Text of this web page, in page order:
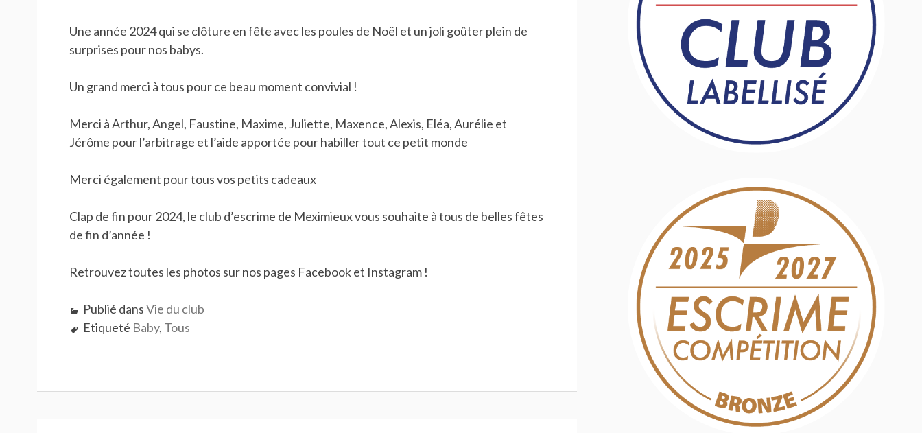
Une année 2024 qui se clôture en fête avec les poules de Noël et un joli goûter plein de
surprises pour nos babys.
Un grand merci à tous pour ce beau moment convivial !
Merci à Arthur, Angel, Faustine, Maxime, Juliette, Maxence, Alexis, Eléa, Aurélie et
Jérôme pour l’arbitrage et l’aide apportée pour habiller tout ce petit monde
Merci également pour tous vos petits cadeaux
Clap de fin pour 2024, le club d’escrime de Meximieux vous souhaite à tous de belles fêtes
de fin d’année !
Retrouvez toutes les photos sur nos pages Facebook et Instagram !
Publié dansVie du club
Etiqueté Baby, Tous